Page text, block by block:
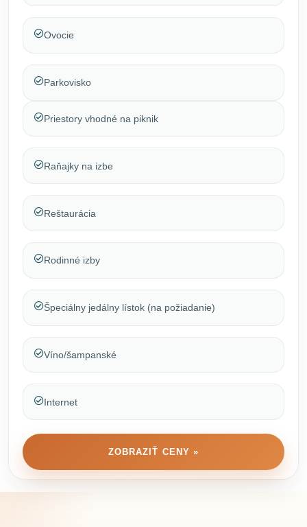
Ovocie
Parkovisko
Priestory vhodné na piknik
Raňajky na izbe
Reštaurácia
Rodinné izby
Špeciálny jedálny lístok (na požiadanie)
Víno/šampanské
Internet
ZOBRAZIŤ CENY »